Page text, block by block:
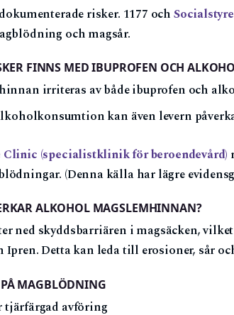
risker. 1177 och
och magsår.
FINNS MED IBUPROFEN OCH
irriteras av både ibuprofen och
kan även levern
Clinic (specialistklinik för beroendevård)
(Denna källa har lägre
ALKOHOL MAGSLEMHINNAN?
ned skyddsbarriären i magsäcken,
Ipren. Detta kan leda till erosioner, sår
MAGBLÖDNING
tjärfärgad avföring